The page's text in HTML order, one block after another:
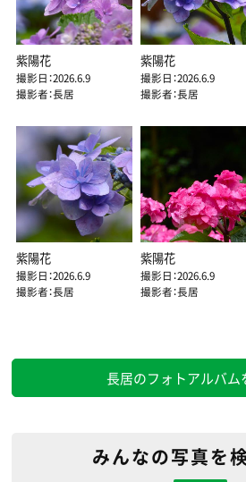
紫陽花
撮影日：2026.6.9
撮影者：長居
紫陽花
撮影日：2026.6.9
撮影者：長居
紫陽花
撮影日：2026.6.9
撮影者：長居
紫陽花
撮影日：2026.6.9
撮影者：長居
長居のフォトアルバム
みんなの写真を